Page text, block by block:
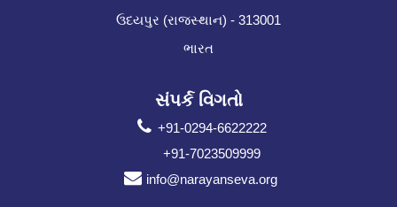
ઉદયપુર (રાજસ્થાન) - 313001
ભારત
સંપર્ક વિગતો
+91-0294-6622222
+91-7023509999
info@narayanseva.org